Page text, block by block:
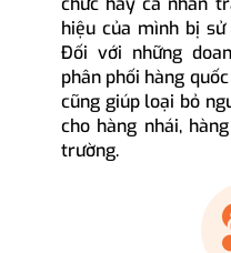
hiệu của mình bị
Đối với những
phân phối hàng
cũng giúp loại bỏ
cho hàng nhái,
trường.